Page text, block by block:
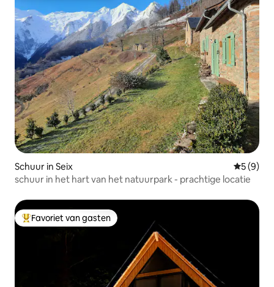
Schuur in Seix
5 (9)
schuur in het hart van het natuurpark - prachtige locatie
Topfavoriet van gasten
Favoriet van gasten